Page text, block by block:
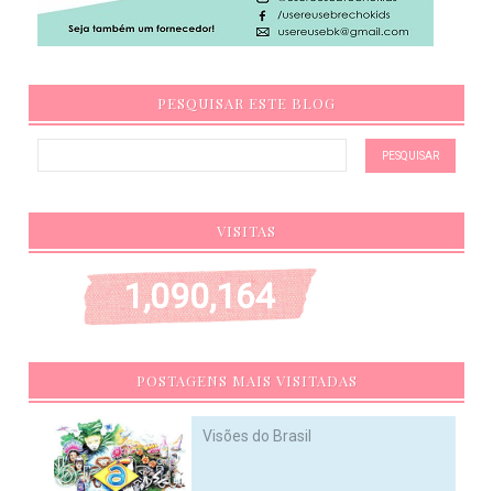
PESQUISAR ESTE BLOG
VISITAS
1,090,164
POSTAGENS MAIS VISITADAS
Visões do Brasil